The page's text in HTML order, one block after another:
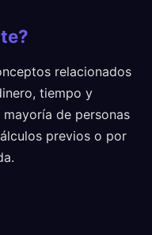
relacionados
tiempo y
de personas
previos o por